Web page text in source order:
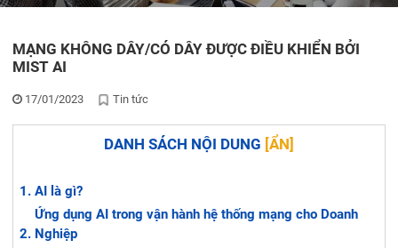
MẠNG KHÔNG DÂY/CÓ DÂY ĐƯỢC ĐIỀU KHIỂN BỞI
MIST AI
17/01/2023 Tin tức
DANH SÁCH NỘI DUNG [ẨN]
AI là gì?
Ứng dụng AI trong vận hành hệ thống mạng cho Doanh
Nghiệp